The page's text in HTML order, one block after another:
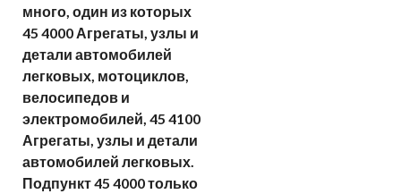
много, один из которых
45 4000 Агрегаты, узлы и
детали автомобилей
легковых, мотоциклов,
велосипедов и
электромобилей, 45 4100
Агрегаты, узлы и детали
автомобилей легковых.
Подпункт 45 4000 только